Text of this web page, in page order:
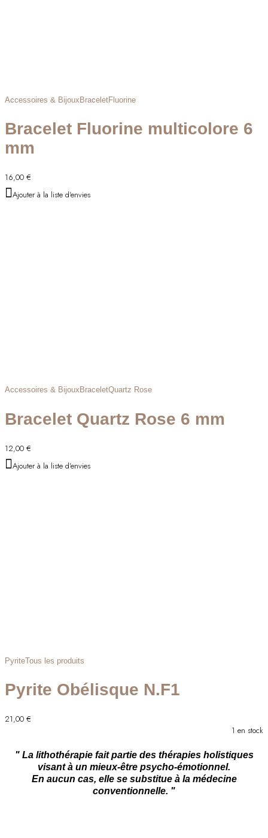
Accessoires & Bijoux BraceletFluorine
Bracelet Fluorine multicolore 6
mm
16,00 €
Ajouter à la liste d'envies
Accessoires & Bijoux BraceletQuartz Rose
Bracelet Quartz Rose 6 mm
12,00 €
Ajouter à la liste d'envies
PyriteTous les produits
Pyrite Obélisque N.F1
21,00 €
1 en stock
" La lithothérapie fait partie des thérapies holistiques
visant à un mieux-être psycho-émotionnel.
En aucun cas, elle se substitue à la médecine
conventionnelle. "